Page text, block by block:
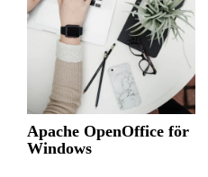
Apache OpenOffice för
Windows